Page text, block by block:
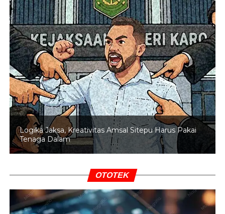
6. Ninja Sunmori
7. Matic STD 110 cc
8. Matic STD 125–160 cc
9. RX King 135 cc Sunmori
10. Sport 250 cc (2/4 Silinder)
Menjelang Operasi Zebra Lancang Kuning 2025,
Dirlantas Polda Riau Kombes Pol Taufiq Lukman
Nurhidayat bersama Pejabat Utama Polda Riau,
Ditlantas, serta instansi terkait menyampaikan apresiasi
setinggi-tingginya kepada panitia, peserta, dan seluruh
pihak yang berkontribusi dalam kesuksesan kegiatan ini.
Tampak hadir pula Kepala Cabang Jasa Raharja Riau M.
Logika Jaksa, Kreativitas Amsal Sitepu Harus Pakai
Tenaga Dalam
OTOTEK